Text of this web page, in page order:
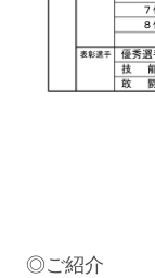
◎ご紹介